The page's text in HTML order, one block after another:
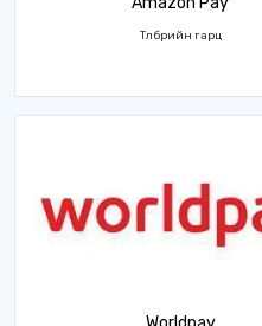
Төлбөрийн гарц